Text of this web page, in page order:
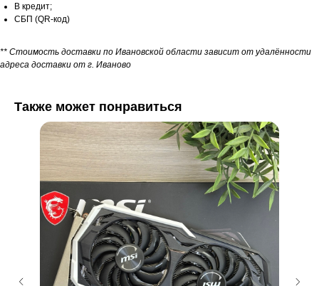
В кредит;
СБП (QR-код)
** Стоимость доставки по Ивановской области зависит от удалённости
адреса доставки от г. Иваново
Также может понравиться